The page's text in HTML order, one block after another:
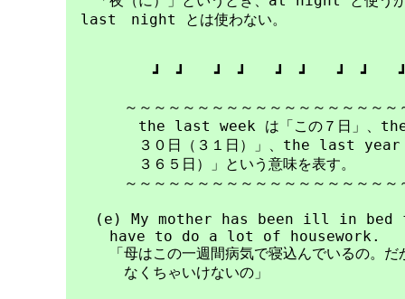
last　night とは使わない。
┛　┛　　┛　┛　　┛　┛　　┛　┛　　┛
～～～～～～～～～～～～～～～～～～～
the last week は「この７日」、the
３０日（３１日）」、the last year は
３６５日）」という意味を表す。
～～～～～～～～～～～～～～～～～～～
(e) My mother has been ill in
have to do a lot of housework.
「母はこの一週間病気で寝込んでいるの。だ
なくちゃいけないの」